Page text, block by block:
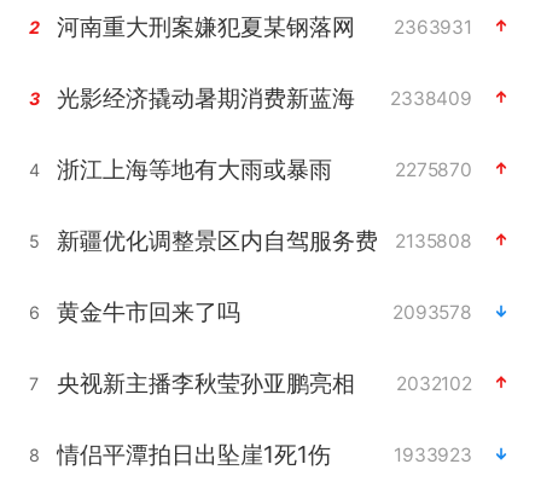
2 河南重大刑案嫌犯夏某钢落网 2363931
3 光影经济撬动暑期消费新蓝海 2338409
4 浙江上海等地有大雨或暴雨 2275870
5 新疆优化调整景区内自驾服务费 2135808
6 黄金牛市回来了吗 2093578
7 央视新主播李秋莹孙亚鹏亮相 2032102
8 情侣平潭拍日出坠崖1死1伤 1933923